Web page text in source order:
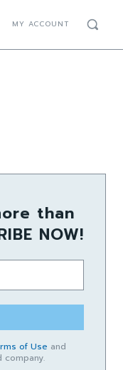
MY ACCOUNT
than
NOW!
of Use and
company.